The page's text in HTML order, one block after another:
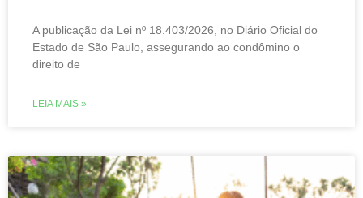
A publicação da Lei nº 18.403/2026, no Diário Oficial do
Estado de São Paulo, assegurando ao condômino o
direito de
LEIA MAIS »